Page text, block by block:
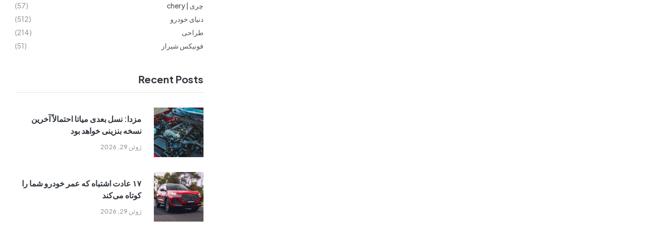
چری | chery
(57)
دنیای خودرو
(512)
طراحی
(214)
فونیکس شیراز
(51)
Recent Posts
ژوئن 29, 2026
مزدا: نسل بعدی میاتا احتمالاً آخرین
نسخه بنزینی خواهد بود
ژوئن 29, 2026
۱۷ عادت اشتباه که عمر خودرو شما را
کوتاه می‌کند